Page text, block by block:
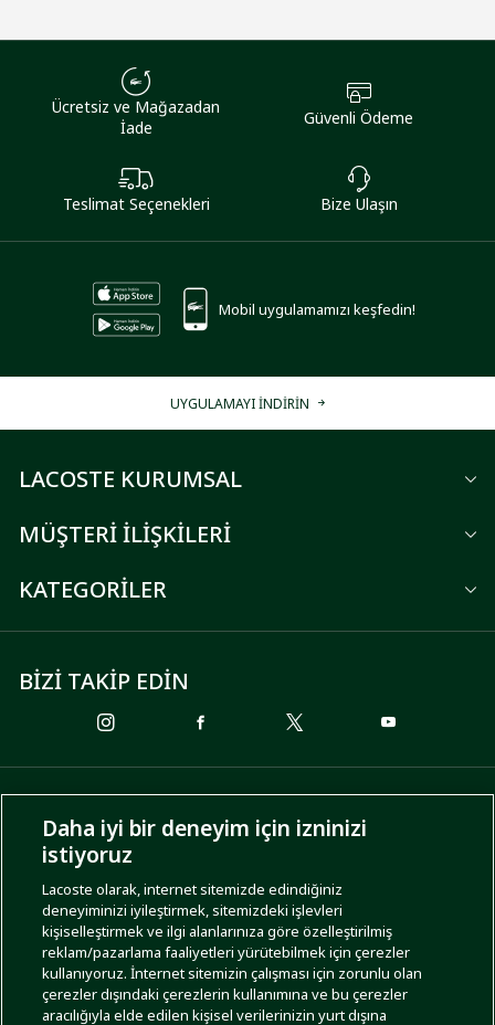
Ücretsiz ve Mağazadan
İade
Güvenli Ödeme
Teslimat Seçenekleri Bize Ulaşın
Mobil uygulamamızı keşfedin!
UYGULAMAYI İNDİRİN
LACOSTE KURUMSAL
MÜŞTERİ İLİŞKİLERİ
KATEGORİLER
BİZİ TAKİP EDİN
ÖDEME SEÇENEKLERİ
KARGO SEÇENEKLERİ
Daha iyi bir deneyim için izninizi
istiyoruz
Lacoste olarak, internet sitemizde edindiğiniz
deneyiminizi iyileştirmek, sitemizdeki işlevleri
kişiselleştirmek ve ilgi alanlarınıza göre özelleştirilmiş
reklam/pazarlama faaliyetleri yürütebilmek için çerezler
kullanıyoruz. İnternet sitemizin çalışması için zorunlu olan
çerezler dışındaki çerezlerin kullanımına ve bu çerezler
aracılığıyla elde edilen kişisel verilerinizin yurt dışına